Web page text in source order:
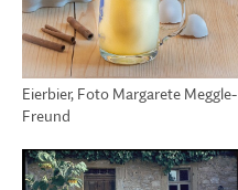
Eierbier, Foto Margarete Meggle-
Freund